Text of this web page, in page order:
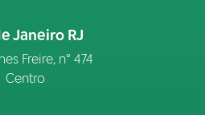
Janeiro RJ
Freire, n° 474
Centro